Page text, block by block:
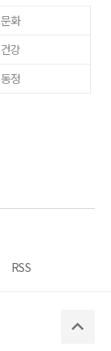
문화
건강
동정
RSS